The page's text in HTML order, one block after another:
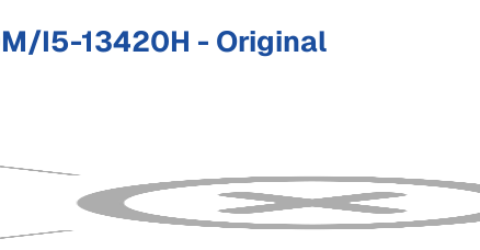
I5-13420H - Original